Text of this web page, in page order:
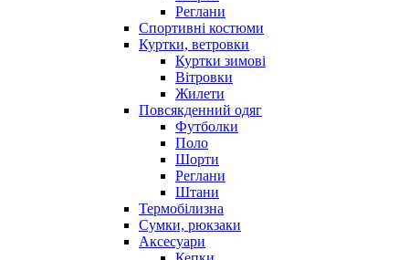
Реглани
Спортивні костюми
Куртки, ветровки
Куртки зимові
Вітровки
Жилети
Повсякденний одяг
Футболки
Поло
Шорти
Реглани
Штани
Термобілизна
Сумки, рюкзаки
Аксесуари